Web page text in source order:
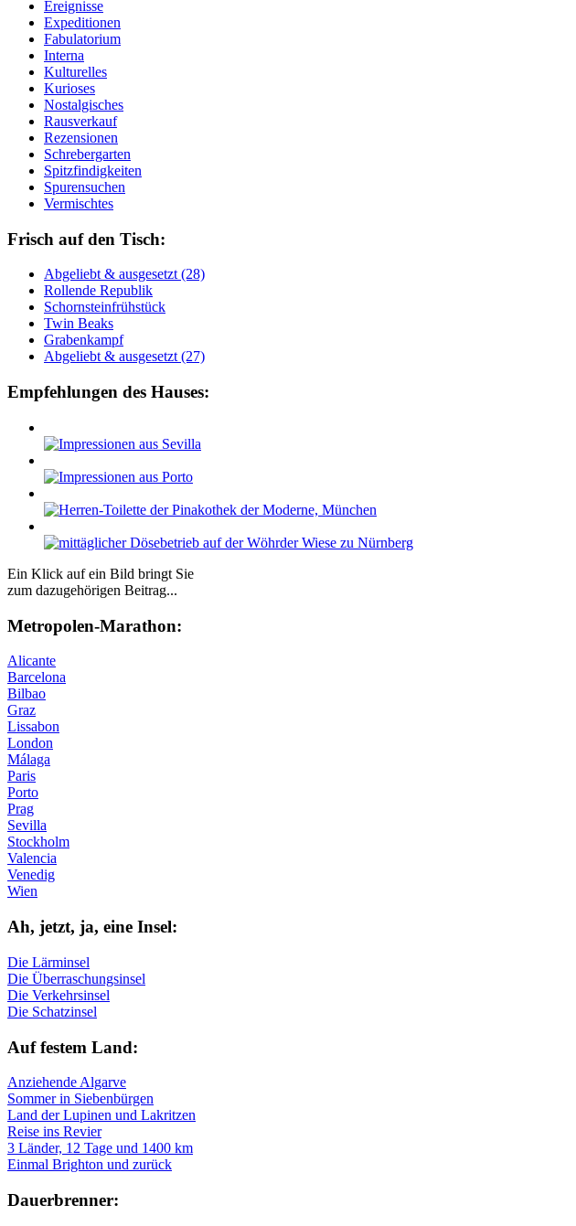
Ereignisse
Expeditionen
Fabulatorium
Interna
Kulturelles
Kurioses
Nostalgisches
Rausverkauf
Rezensionen
Schrebergarten
Spitzfindigkeiten
Spurensuchen
Vermischtes
Frisch auf den Tisch:
Ab­ge­liebt & aus­ge­setzt (28)
Rol­len­de Re­pu­blik
Schorn­stein­früh­stück
Twin Beaks
Gra­ben­kampf
Ab­ge­liebt & aus­ge­setzt (27)
Empfehlungen des Hauses:
Ein Klick auf ein Bild bringt Sie
zum dazugehörigen Beitrag...
Me­tro­po­len-Ma­ra­thon:
Alicante
Barcelona
Bilbao
Graz
Lissabon
London
Málaga
Paris
Porto
Prag
Sevilla
Stockholm
Valencia
Venedig
Wien
Ah, jetzt, ja, ei­ne In­sel:
Die Lärminsel
Die Überraschungsinsel
Die Verkehrsinsel
Die Schatzinsel
Auf fe­stem Land:
Anziehende Algarve
Sommer in Siebenbürgen
Land der Lupinen und Lakritzen
Reise ins Revier
3 Länder, 12 Tage und 1400 km
Einmal Brighton und zurück
Dau­er­bren­ner: